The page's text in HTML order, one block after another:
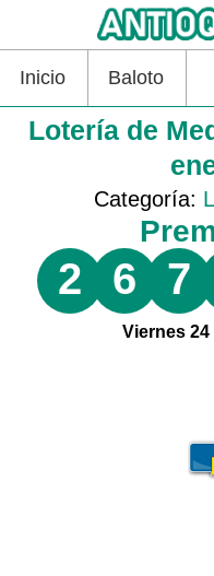
Inicio Baloto
Lotería de
Categoría:
2 6 7
Viernes 24